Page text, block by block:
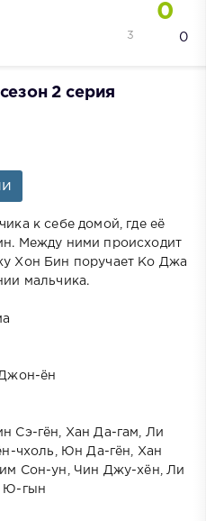
0
0
3
2 серия
к себе домой, где её
Между ними происходит
Хон Бин поручает Ко Джа
мальчика.
ён
Сэ-гён, Хан Да-гам, Ли
чхоль, Юн Да-гён, Хан
Сон-ун, Чин Джу-хён, Ли
Ю-гын